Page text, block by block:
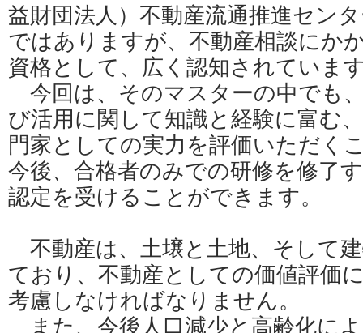
益財団法人）不動産流通推進セン
ではありますが、不動産相談にか
資格として、広く認知されていま
今回は、そのマスターの中でも
び活用に関して知識と経験に富む
門家としての実力を評価いただく
今後、合格者のみでの研修を修了
認定を受けることができます。
不動産は、土壌と土地、そして
ており、不動産としての価値評価
考慮しなければなりません。
また、今後人口減少と高齢化に